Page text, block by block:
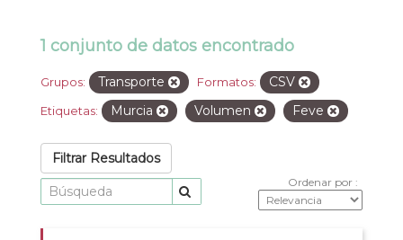
1 conjunto de datos encontrado
Grupos: Transporte Formatos: CSV
Etiquetas: Murcia Volumen Feve
Filtrar Resultados
Ordenar por